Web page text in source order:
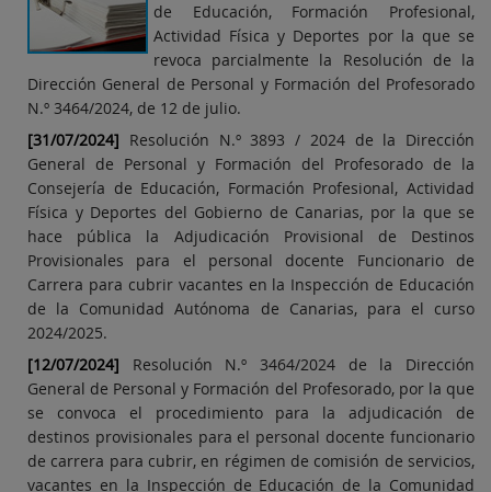
de Educación, Formación Profesional,
Actividad Física y Deportes por la que se
revoca parcialmente la Resolución de la
Dirección General de Personal y Formación del Profesorado
N.º 3464/2024, de 12 de julio.
[31/07/2024] Resolución N.º 3893 / 2024 de la Dirección
General de Personal y Formación del Profesorado de la
Consejería de Educación, Formación Profesional, Actividad
Física y Deportes del Gobierno de Canarias, por la que se
hace pública la Adjudicación Provisional de Destinos
Provisionales para el personal docente Funcionario de
Carrera para cubrir vacantes en la Inspección de Educación
de la Comunidad Autónoma de Canarias, para el curso
2024/2025.
[12/07/2024] Resolución N.º 3464/2024 de la Dirección
General de Personal y Formación del Profesorado, por la que
se convoca el procedimiento para la adjudicación de
destinos provisionales para el personal docente funcionario
de carrera para cubrir, en régimen de comisión de servicios,
vacantes en la Inspección de Educación de la Comunidad